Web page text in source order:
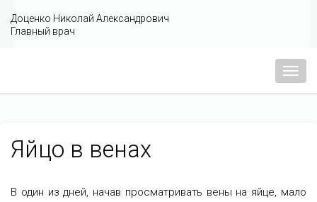
Доценко Николай Александрович
Главный врач
Меню
Яйцо в венах
В один из дней, начав просматривать вены на яйце, мало